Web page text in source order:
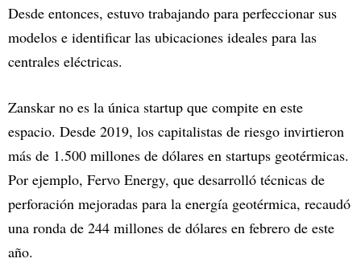
Desde entonces, estuvo trabajando para perfeccionar sus
modelos e identificar las ubicaciones ideales para las
centrales eléctricas.
Zanskar no es la única startup que compite en este
espacio. Desde 2019, los capitalistas de riesgo invirtieron
más de 1.500 millones de dólares en startups geotérmicas.
Por ejemplo, Fervo Energy, que desarrolló técnicas de
perforación mejoradas para la energía geotérmica, recaudó
una ronda de 244 millones de dólares en febrero de este
año.